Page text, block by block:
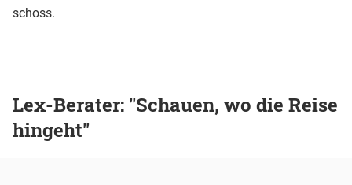
schoss.
Lex-Berater: "Schauen, wo die Reise
hingeht"